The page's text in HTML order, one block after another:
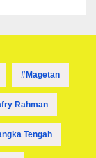
#magetan
Rahman
Tengah